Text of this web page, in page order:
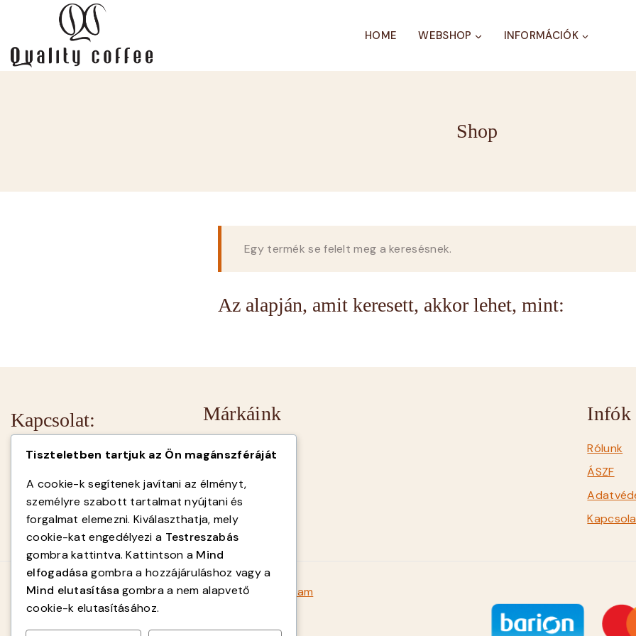
HOME WEBSHOP INFORMÁCIÓK
Shop
Egy termék se felelt meg a keresésnek.
Az alapján, amit keresett, akkor lehet, mint:
Kapcsolat:
1106 Budapest,
+36-209-384-397
info@qualitycoffee.hu
Márkáink
Caffen Napoli
SAB Italy
Fiorenzato
Infók
Rólunk
ÁSZF
© 2026 qualitycoffee.hu - WordPress Theme by Avanam
Tiszteletben tartjuk az Ön magánszféráját
A cookie-k segítenek javítani az élményt,
személyre szabott tartalmat nyújtani és
forgalmat elemezni. Kiválaszthatja, mely
cookie-kat engedélyezi a Testreszabás
gombra kattintva. Kattintson a Mind
elfogadása gombra a hozzájáruláshoz vagy a
Mind elutasítása gombra a nem alapvető
cookie-k elutasításához.